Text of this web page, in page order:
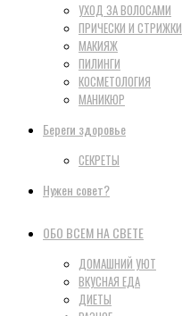
УХОД ЗА ВОЛОСАМИ
ПРИЧЕСКИ И СТРИЖКИ
МАКИЯЖ
ПИЛИНГИ
КОСМЕТОЛОГИЯ
МАНИКЮР
Береги здоровье
СЕКРЕТЫ
Нужен совет?
ОБО ВСЕМ НА СВЕТЕ
ДОМАШНИЙ УЮТ
ВКУСНАЯ ЕДА
ДИЕТЫ